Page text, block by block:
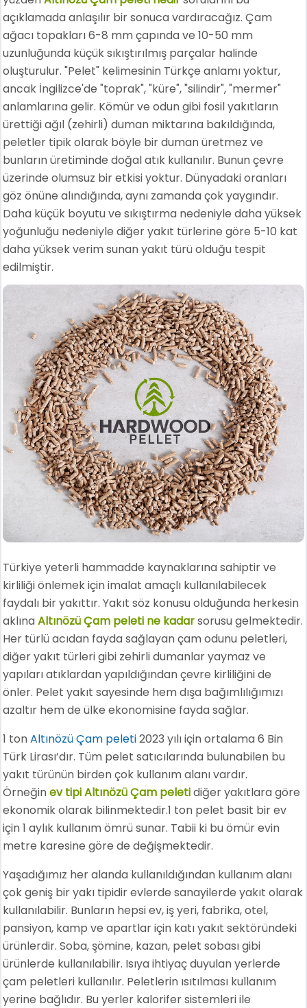
açıklamada anlaşılır bir sonuca vardıracağız. Çam
ağacı topakları 6-8 mm çapında ve 10-50 mm
uzunluğunda küçük sıkıştırılmış parçalar halinde
oluşturulur. "Pelet" kelimesinin Türkçe anlamı yoktur,
ancak İngilizce'de "toprak", "küre", "silindir", "mermer"
anlamlarına gelir. Kömür ve odun gibi fosil yakıtların
ürettiği ağıl (zehirli) duman miktarına bakıldığında,
peletler tipik olarak böyle bir duman üretmez ve
bunların üretiminde doğal atık kullanılır. Bunun çevre
üzerinde olumsuz bir etkisi yoktur. Dünyadaki oranları
göz önüne alındığında, aynı zamanda çok yaygındır.
Daha küçük boyutu ve sıkıştırma nedeniyle daha yüksek
yoğunluğu nedeniyle diğer yakıt türlerine göre 5-10 kat
daha yüksek verim sunan yakıt türü olduğu tespit
edilmiştir.
Türkiye yeterli hammadde kaynaklarına sahiptir ve
kirliliği önlemek için imalat amaçlı kullanılabilecek
faydalı bir yakıttır. Yakıt söz konusu olduğunda herkesin
aklınaAltınözü Çam peleti ne kadarsorusu gelmektedir.
Her türlü acıdan fayda sağlayan çam odunu peletleri,
diğer yakıt türleri gibi zehirli dumanlar yaymaz ve
yapıları atıklardan yapıldığından çevre kirliliğini de
önler. Pelet yakıt sayesinde hem dışa bağımlılığımızı
azaltır hem de ülke ekonomisine fayda sağlar.
1 tonAltınözü Çam peleti2023 yılı için ortalama 6 Bin
Türk Lirası’dır. Tüm pelet satıcılarında bulunabilen bu
yakıt türünün birden çok kullanım alanı vardır.
Örneğinev tipi Altınözü Çam peletidiğer yakıtlara göre
ekonomik olarak bilinmektedir.1 ton pelet basit bir ev
için 1 aylık kullanım ömrü sunar. Tabii ki bu ömür evin
metre karesine göre de değişmektedir.
Yaşadığımız her alanda kullanıldığından kullanım alanı
çok geniş bir yakı tipidir evlerde sanayilerde yakıt olarak
kullanılabilir. Bunların hepsi ev, iş yeri, fabrika, otel,
pansiyon, kamp ve apartlar için katı yakıt sektöründeki
ürünlerdir. Soba, şömine, kazan, pelet sobası gibi
ürünlerde kullanılabilir. Isıya ihtiyaç duyulan yerlerde
çam peletleri kullanılır. Peletlerin ısıtılması kullanım
yerine bağlıdır. Bu yerler kalorifer sistemleri ile